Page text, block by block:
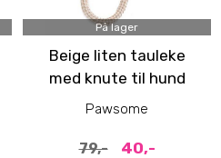
På lager
Beige liten tauleke
med knute til hund
Pawsome
79,- 40,-